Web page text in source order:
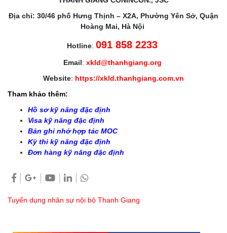
Địa chỉ: 30/46 phố Hưng Thịnh – X2A, Phường Yên Sở, Quận
Hoàng Mai, Hà Nội
Hotline: 091 858 2233
Email: xkld@thanhgiang.org
Website: https://xkld.thanhgiang.com.vn
Tham khảo thêm:
Hồ sơ kỹ năng đặc định
Visa kỹ năng đặc định
Bản ghi nhớ hợp tác MOC
Kỳ thi kỹ năng đặc định
Đơn hàng kỹ năng đặc định
Tuyển dụng nhân sự nội bộ Thanh Giang